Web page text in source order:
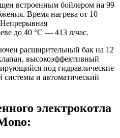
встроенным бойлером на 99
Время нагрева от 10
Непрерывная
до 40 °C — 413 л/час.
расширительный бак на 12
высокоэффективный
под гидравлические
системы и автоматический
электрокотла